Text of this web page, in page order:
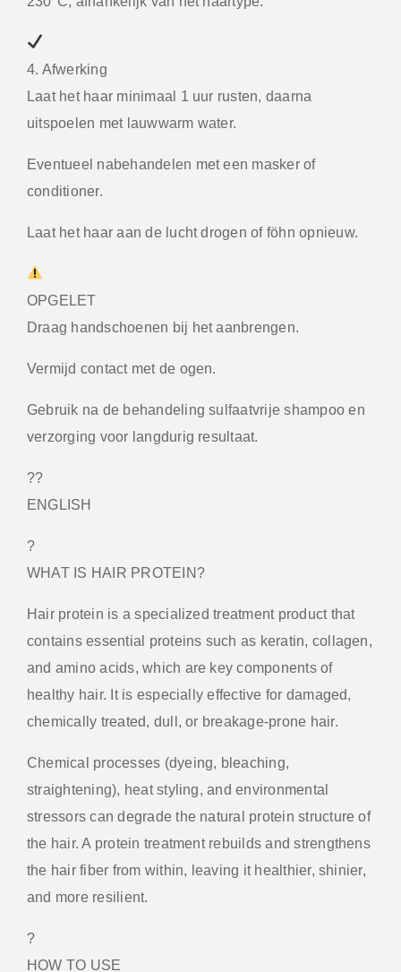
4. Afwerking
Laat het haar minimaal 1 uur rusten, daarna
uitspoelen met lauwwarm water.
Eventueel nabehandelen met een masker of
conditioner.
Laat het haar aan de lucht drogen of föhn opnieuw.
OPGELET
Draag handschoenen bij het aanbrengen.
Vermijd contact met de ogen.
Gebruik na de behandeling sulfaatvrije shampoo en
verzorging voor langdurig resultaat.
??
ENGLISH
?
WHAT IS HAIR PROTEIN?
Hair protein is a specialized treatment product that
contains essential proteins such as keratin, collagen,
and amino acids, which are key components of
healthy hair. It is especially effective for damaged,
chemically treated, dull, or breakage-prone hair.
Chemical processes (dyeing, bleaching,
straightening), heat styling, and environmental
stressors can degrade the natural protein structure of
the hair. A protein treatment rebuilds and strengthens
the hair fiber from within, leaving it healthier, shinier,
and more resilient.
?
HOW TO USE